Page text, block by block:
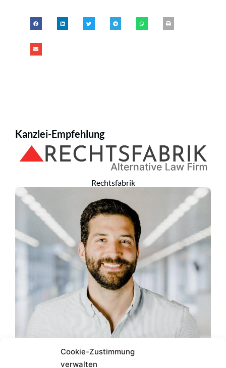
Cookie-Zustimmung
verwalten
Kanzlei-Empfehlung
Rechtsfabrik